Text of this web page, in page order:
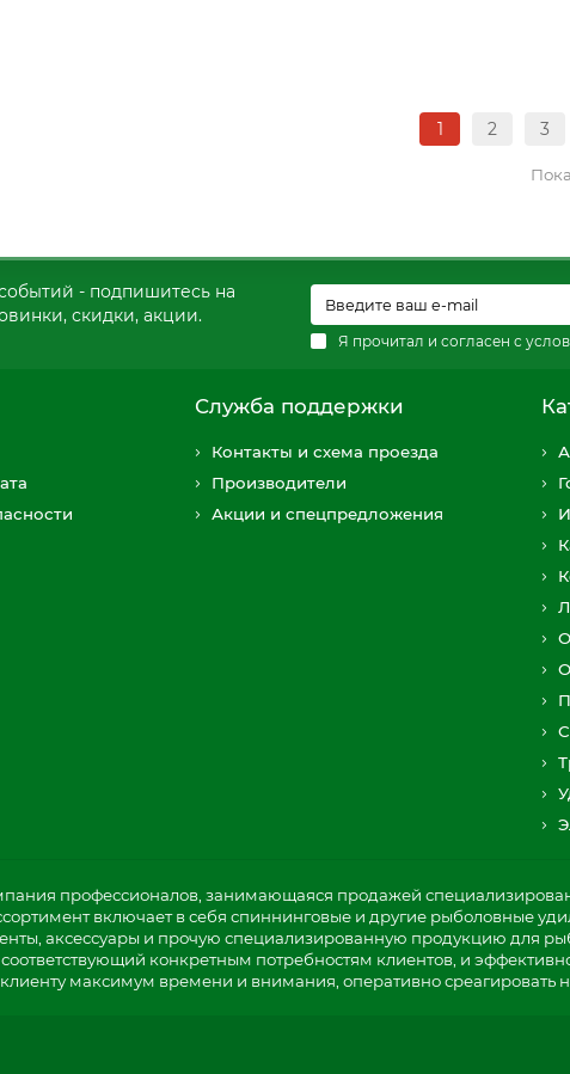
1 2 3
- подпишитесь на
скидки, акции.
Я прочитал и согласен с
Служба поддержки
Контакты и схема проезда
Производители
Акции и спецпредложения
профессионалов, занимающаяся продажей
включает в себя спиннинговые и другие рыболовные
аксессуары и прочую специализированную продукцию для
соответствующий конкретным потребностям клиентов, и
максимум времени и внимания, оперативно среагировать